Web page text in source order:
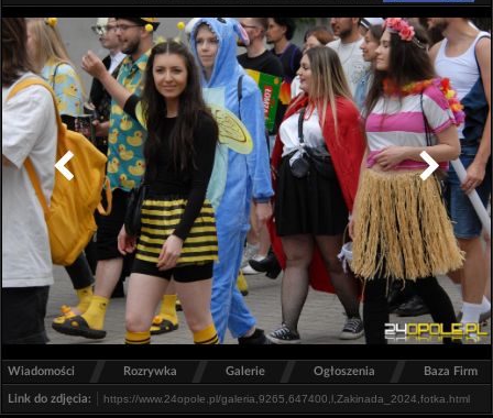
Wiadomości / Rozrywka / Galerie / Ogłoszenia / Baza Firm
Link do zdjęcia: